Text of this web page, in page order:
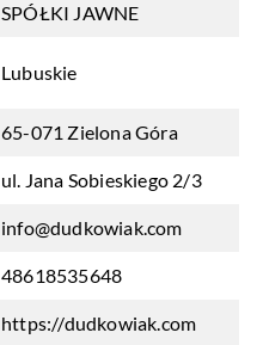
SPÓŁKI JAWNE
Lubuskie
65-071 Zielona Góra
ul. Jana Sobieskiego 2/3
info@dudkowiak.com
48618535648
https://dudkowiak.com